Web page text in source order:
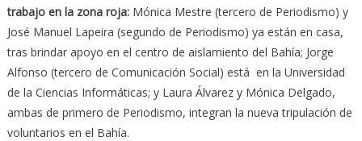
trabajo en la zona roja:Mónica Mestre (tercero de Periodismo) y
José Manuel Lapeira (segundo de Periodismo) ya están en casa,
tras brindar apoyo en el centro de aislamiento del Bahía; Jorge
Alfonso (tercero de Comunicación Social) está en la Universidad
de la Ciencias Informáticas; y Laura Álvarez y Mónica Delgado,
ambas de primero de Periodismo, integran la nueva tripulación de
voluntarios en el Bahía.